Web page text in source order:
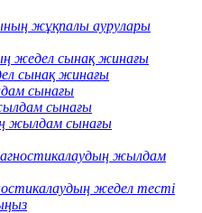
жұқпалы аурулары
жедел сынақ жинағы
сынақ жинағы
сынағы
жылдам сынағы
жылдам сынағы
жылдам
жедел тесті